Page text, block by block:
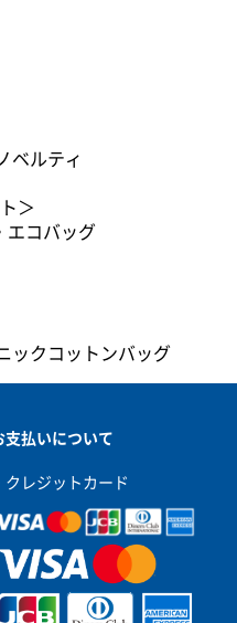
ベルティ
＞
エコバッグ
ックコットンバッグ
支払いについて
クレジットカード